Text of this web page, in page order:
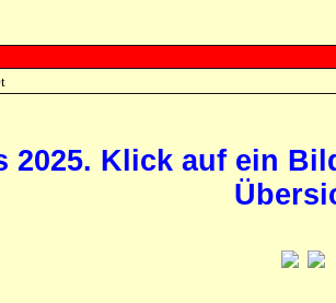
2025. Klick auf ein